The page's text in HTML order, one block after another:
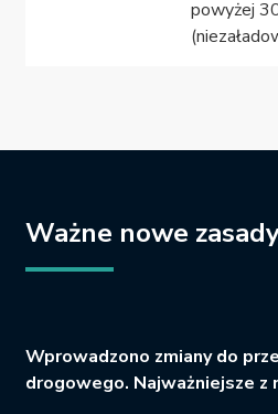
powyżej
Ważne nowe
Wprowadzono zmiany do
drogowego. Najważniejsze z